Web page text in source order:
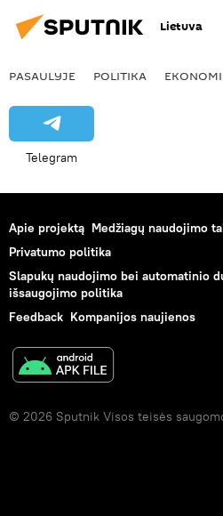
Lietuva
PASAULYJE POLITIKA
Telegram
Apie projektą Medžiagų naudojimo
Privatumo politika
Slapukų naudojimo bei automatinio
išsaugojimo politika
Feedback Kompanijos naujienos
© 2026 Sputnik Visos teisės